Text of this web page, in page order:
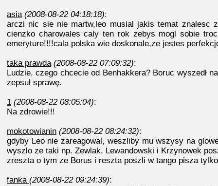
asia (2008-08-22 04:18:18):
arczi nic sie nie martw,leo musial jakis temat znalesc
cienzko charowales caly ten rok zebys mogl sobie
emeryture!!!!cala polska wie doskonale,ze jestes
taka prawda (2008-08-22 07:09:32):
Ludzie, czego chcecie od Benhakkera? Boruc wyszedł
zepsuł sprawę.
1 (2008-08-22 08:05:04):
Na zdrowie!!!
mokotowianin (2008-08-22 08:24:32):
gdyby Leo nie zareagowal, weszliby mu wszysy na
wyszlo ze taki np. Zewlak, Lewandowski i Krzynowek
zreszta o tym ze Borus i reszta poszli w tango pisza
fanka (2008-08-22 09:24:39):